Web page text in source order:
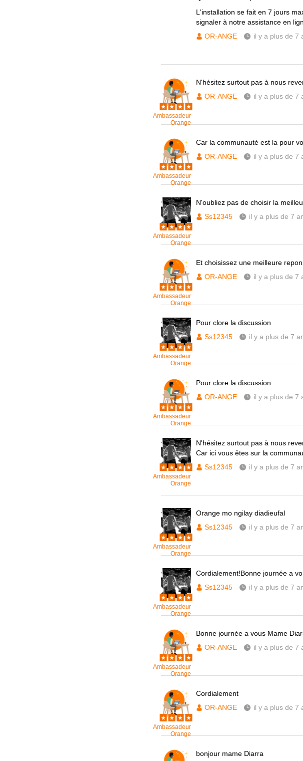
L'installation se fait en 7 jours
signaler à notre assistance en
OR-ANGE
il y a plus de 7
Ambassadeur
Orange
N'hésitez surtout pas à nous
OR-ANGE
il y a plus de 7
Ambassadeur
Orange
Car la communauté est la pour
OR-ANGE
il y a plus de 7
Ambassadeur
Orange
N'oubliez pas de choisir la
Ss12345
il y a plus de 7
Ambassadeur
Orange
Et choisissez une meilleure
OR-ANGE
il y a plus de 7
Ambassadeur
Orange
Pour clore la discussion
Ss12345
il y a plus de 7
Ambassadeur
Orange
Pour clore la discussion
OR-ANGE
il y a plus de 7
Ambassadeur
Orange
N'hésitez surtout pas à nous
Car ici vous êtes sur la
Ss12345
il y a plus de 7
Ambassadeur
Orange
Orange mo ngilay diadieufal
Ss12345
il y a plus de 7
Ambassadeur
Orange
Cordialement!Bonne journée a
Ss12345
il y a plus de 7
Ambassadeur
Orange
Bonne journée a vous Mame
OR-ANGE
il y a plus de 7
Ambassadeur
Orange
Cordialement
OR-ANGE
il y a plus de 7
bonjour mame Diarra